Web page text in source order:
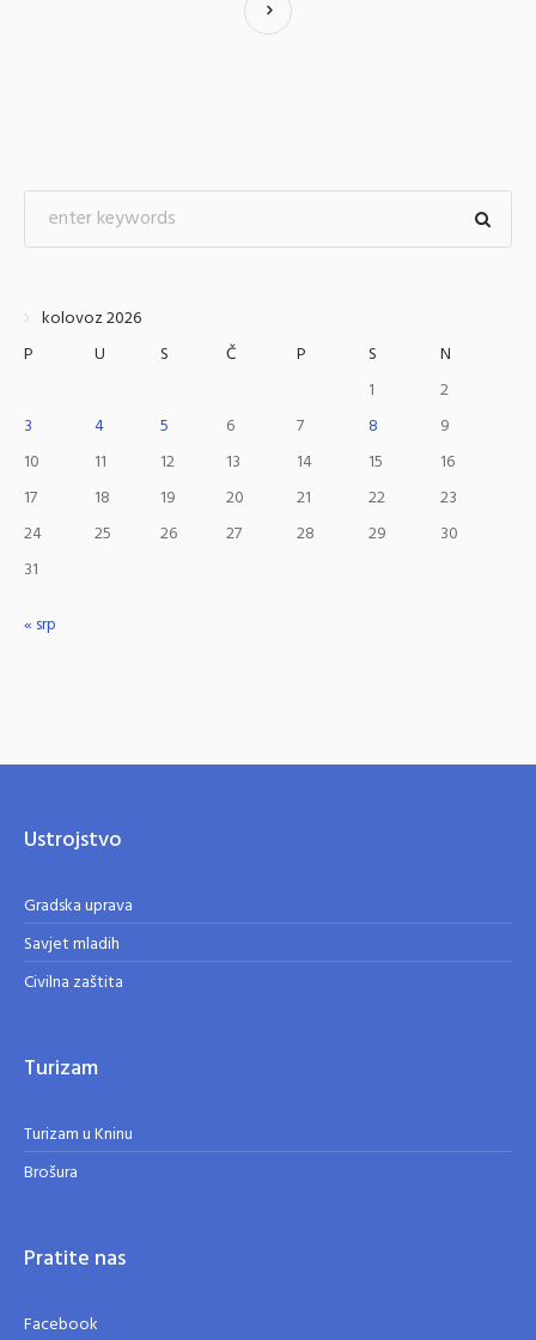
kolovoz 2026
P
U S Č P S
N
1
2
3
4 5 6 7 8
9
10
11 12 13 14 15
16
17
18 19 20 21 22
23
24
25 26 27 28 29
30
31
« srp
Ustrojstvo
Gradska uprava
Savjet mladih
Civilna zaštita
Turizam
Turizam u Kninu
Brošura
Pratite nas
Facebook